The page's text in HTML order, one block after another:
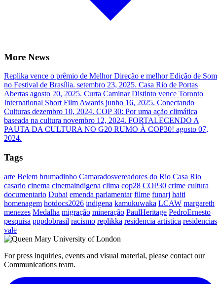
More News
Replika vence o prêmio de Melhor Direção e melhor Edição de Som
no Festival de Brasília. setembro 23, 2025. Casa Rio de Portas
Abertas agosto 20, 2025. Curta Caminar Distinto vence Toronto
International Short Film Awards junho 16, 2025. Conectando
Culturas dezembro 10, 2024. COP 30: Por uma ação climática
baseada na cultura novembro 12, 2024. FORTALECENDO A
PAUTA DA CULTURA NO G20 RUMO À COP30! agosto 07,
2024.
Tags
arte Belem brumadinho Camaradosvereadores do Rio Casa Rio
casario cinema cinemaindigena clima cop28 COP30 crime cultura
documentario Dubai emenda parlamentar filme funarj haiti
homenagem hotdocs2026 indigena kamukuwaka LCAW margareth
menezes Medalha migração mineração PaulHeritage PedroErnesto
pesquisa pppdobrasil racismo replikka residencia artistica residencias
vale
For press inquiries, events and visual material, please contact our
Communications team.